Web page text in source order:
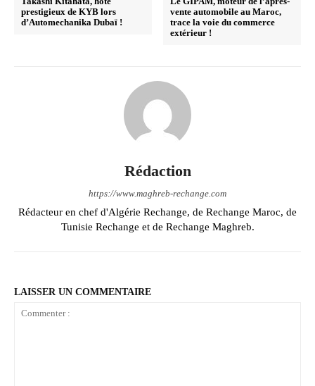
prestigieux de KYB lors
d’Automechanika Dubaï !
vente automobile au Maroc,
trace la voie du commerce
extérieur !
Rédaction
https://www.maghreb-rechange.com
Rédacteur en chef d'Algérie Rechange, de Rechange Maroc, de
Tunisie Rechange et de Rechange Maghreb.
LAISSER UN COMMENTAIRE